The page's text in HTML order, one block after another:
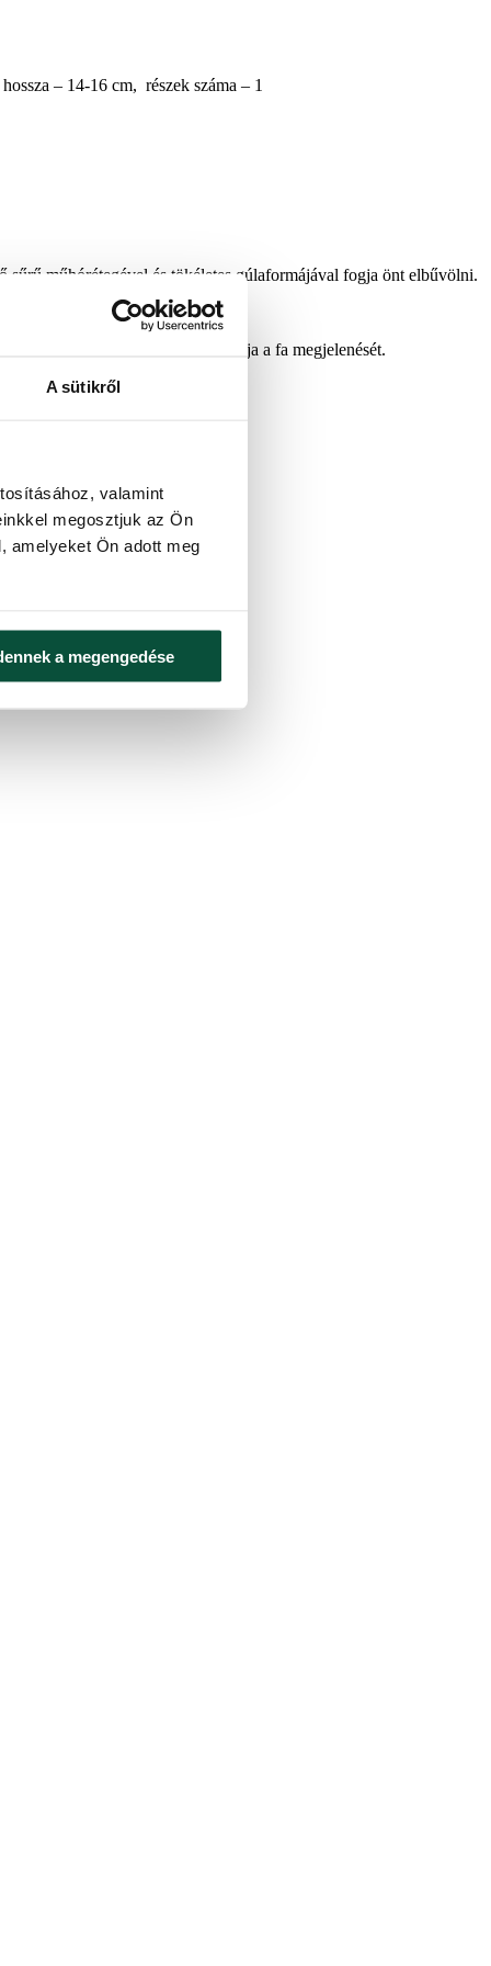
A sütikről
valamint
megosztjuk az Ön
amelyeket Ön adott meg
a megengedése
– 14-16 cm, részek száma – 1
műhórétegével és tökéletes gúlaformájával fogja önt elbűvölni.
semmilyen módon nem befolyásolja a fa megjelenését.